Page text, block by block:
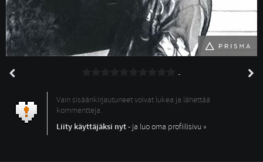
-
Vain sisäänkirjautuneet voivat lukea ja lähettää
kommentteja.
Liity käyttäjäksi nyt- ja luo oma profiilisivu »